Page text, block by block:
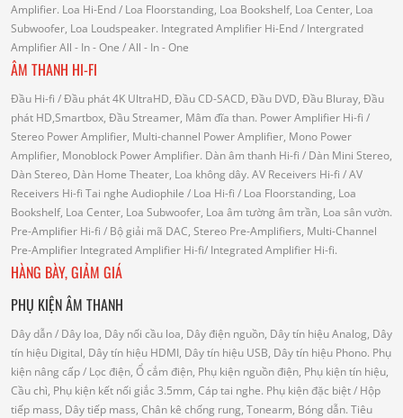
Amplifier. Loa Hi-End/ Loa Floorstanding, Loa Bookshelf, Loa Center, Loa
Subwoofer, Loa Loudspeaker. Integrated Amplifier Hi-End/ Intergrated
AmplifierAll - In - One / All - In - One
ÂM THANH HI-FI
Đầu Hi-fi / Đầu phát 4K UltraHD, Đầu CD-SACD, Đầu DVD, Đầu Bluray, Đầu
phát HD,Smartbox, Đầu Streamer, Mâm đĩa than. Power Amplifier Hi-fi /
Stereo Power Amplifier, Multi-channel Power Amplifier, Mono Power
Amplifier, Monoblock Power Amplifier. Dàn âm thanh Hi-fi / Dàn Mini Stereo,
Dàn Stereo, Dàn Home Theater, Loa không dây. AV Receivers Hi-fi / AV
Receivers Hi-fi Tai nghe Audiophile / Loa Hi-fi / Loa Floorstanding, Loa
Bookshelf, Loa Center, Loa Subwoofer, Loa âm tường âm trần, Loa sân vườn.
Pre-Amplifier Hi-fi / Bộ giải mã DAC, Stereo Pre-Amplifiers, Multi-Channel
Pre-Amplifier Integrated Amplifier Hi-fi/ Integrated Amplifier Hi-fi.
HÀNG BÀY, GIẢM GIÁ
PHỤ KIỆN ÂM THANH
Dây dẫn/ Dây loa, Dây nối cầu loa, Dây điện nguồn, Dây tín hiệu Analog, Dây
tín hiệu Digital, Dây tín hiệu HDMI, Dây tín hiệu USB, Dây tín hiệu Phono. Phụ
kiện nâng cấp/ Lọc điện, Ổ cắm điện, Phụ kiện nguồn điện, Phụ kiện tín hiệu,
Cầu chì, Phụ kiện kết nối giắc 3.5mm, Cáp tai nghe. Phụ kiện đặc biệt/ Hộp
tiếp mass, Dây tiếp mass, Chân kê chống rung, Tonearm, Bóng dẫn. Tiêu